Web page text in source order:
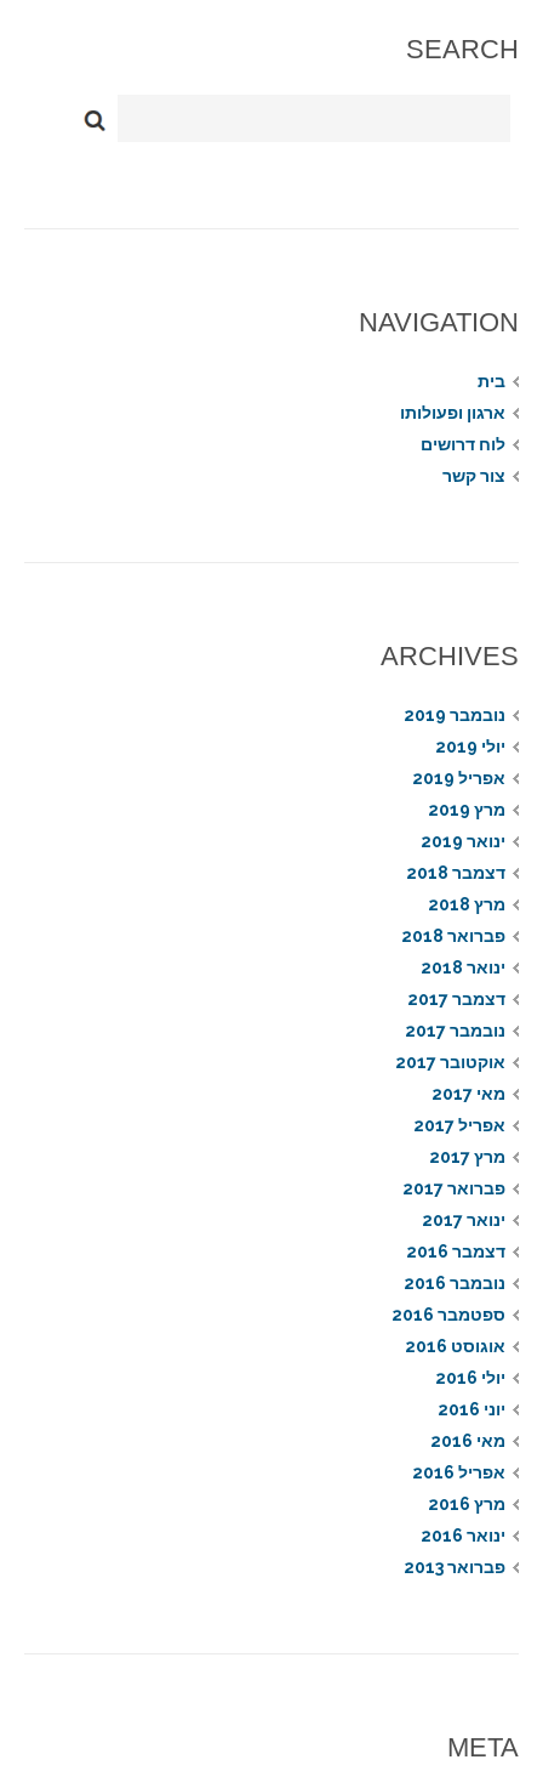
SEARCH
NAVIGATION
בית
ארגון ופעולותו
לוח דרושים
צור קשר
ARCHIVES
נובמבר 2019
יולי 2019
אפריל 2019
מרץ 2019
ינואר 2019
דצמבר 2018
מרץ 2018
פברואר 2018
ינואר 2018
דצמבר 2017
נובמבר 2017
אוקטובר 2017
מאי 2017
אפריל 2017
מרץ 2017
פברואר 2017
ינואר 2017
דצמבר 2016
נובמבר 2016
ספטמבר 2016
אוגוסט 2016
יולי 2016
יוני 2016
מאי 2016
אפריל 2016
מרץ 2016
ינואר 2016
פברואר 2013
META